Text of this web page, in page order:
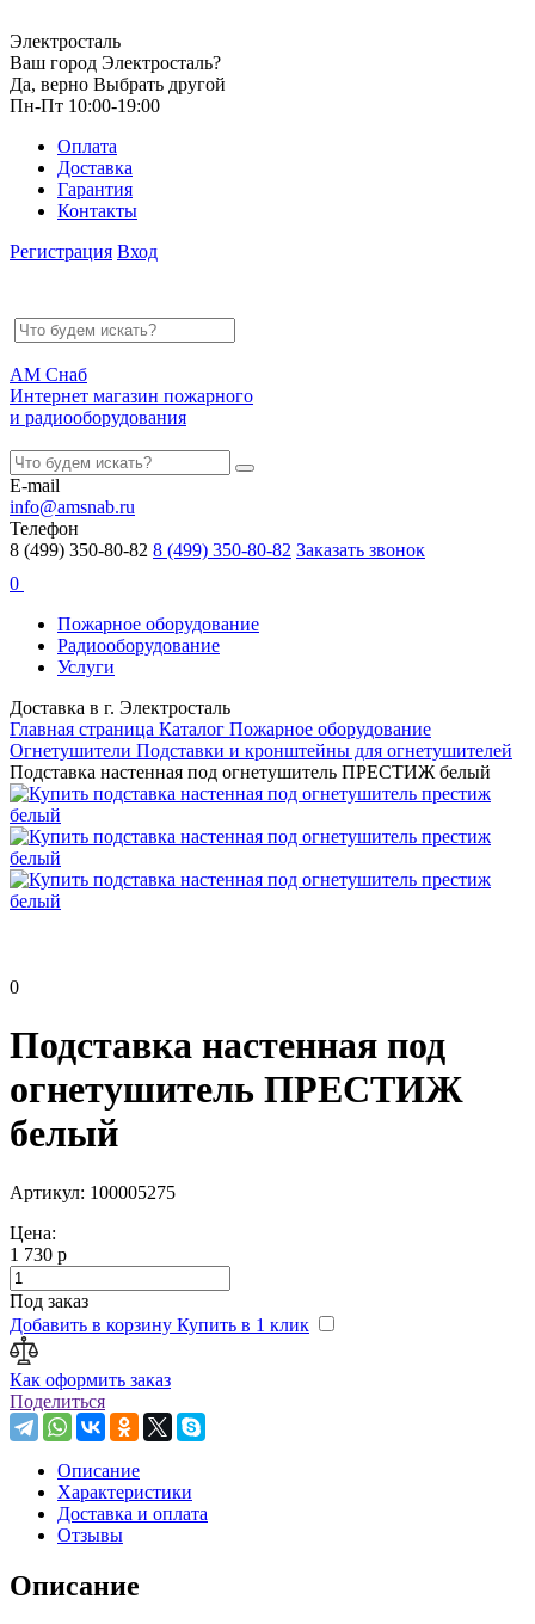
Электросталь
Ваш город Электросталь?
Да, верно Выбрать другой
Пн-Пт 10:00-19:00
Оплата
Доставка
Гарантия
Контакты
Регистрация Вход
АМ Снаб
Интернет магазин пожарного
и радиооборудования
E-mail
info@amsnab.ru
Телефон
8 (499) 350-80-82 8 (499) 350-80-82 Заказать звонок
0
Пожарное оборудование
Радиооборудование
Услуги
Доставка в г. Электросталь
Главная страница Каталог Пожарное оборудование
Огнетушители Подставки и кронштейны для огнетушителей
Подставка настенная под огнетушитель ПРЕСТИЖ белый
0
Подставка настенная под
огнетушитель ПРЕСТИЖ
белый
Артикул: 100005275
Цена:
1 730 р
Под заказ
Добавить в корзину Купить в 1 клик
Как оформить заказ
Поделиться
Описание
Характеристики
Доставка и оплата
Отзывы
Описание